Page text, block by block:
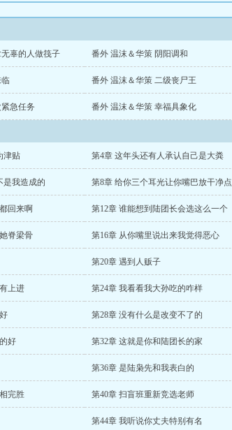
辜的人做筏子 番外 温沫＆华策 阴阳调和
番外 温沫＆华策 二级丧尸王
急任务 番外 温沫＆华策 幸福具象化
津贴 第4章 这年头还有人承认自己是大粪
是我造成的 第8章 给你三个耳光让你嘴巴放干净点
回来啊 第12章 谁能想到陆团长会选这么一个
脊梁骨 第16章 从你嘴里说出来我觉得恶心
第20章 遇到人贩子
上进 第24章 我看看我大孙吃的咋样
第28章 没有什么是改变不了的
好 第32章 这就是你和陆团长的家
第36章 是陆枭先和我表白的
完胜 第40章 扫盲班重新竞选老师
第44章 我听说你丈夫特别有名